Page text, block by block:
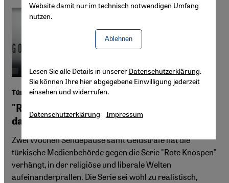
Türkei
"Rote Knospen" - eine Fernsehserie spaltet
das Land
Zwei Wochen Sendepause samt Geldstrafe hat die
türkische Medienbehörde gegen die Serie "Rote Knospen"
verhängt, in der religiöse und liberale Welten
aufeinanderprallen. Die Serie sei wohl zu realistisch,
Website damit nur im technisch notwendigen Umfang
nutzen.
Ablehnen
Lesen Sie alle Details in unserer Datenschutzerklärung.
Sie können Ihre hier abgegebene Einwilligung jederzeit
einsehen und widerrufen.
Datenschutzerklärung Impressum